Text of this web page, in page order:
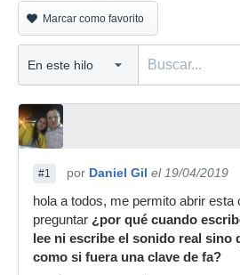
Marcar como favorito
#1 por Daniel Gil el 19/04/2019
hola a todos, me permito abrir esta
preguntar ¿por qué cuando
lee ni escribe el sonido real sino
como si fuera una clave de fa?